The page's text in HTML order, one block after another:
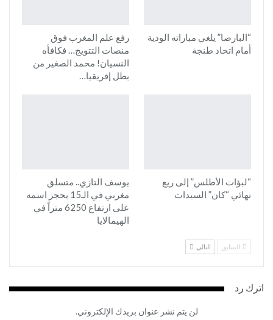
“البارصا” يلغي مباراته الودية
أمام اتحاد طنجة
رفع علم المغرب فوق
منصات التتويج… فكافأه
النسيان! محمد الصغير من
بطل إفريقيا…
“لبؤات الأطلس” إلى ربع
نهائي “كان” السيدات
يوسف التازي.. متسلق
مغربي في الـ15 يحجز اسمه
على ارتفاع 6250 متراً في
الهيمالايا
السابق التالي
اترك رد
لن يتم نشر عنوان بريدك الإلكتروني.